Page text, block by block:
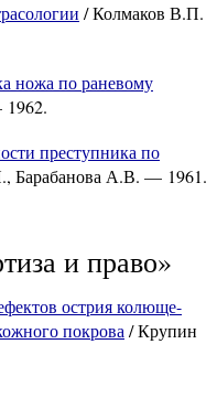
/ Колмаков В.П.
ножа по раневому
преступника по
Барабанова А.В. — 1961.
и право»
острия колюще-
покрова / Крупин